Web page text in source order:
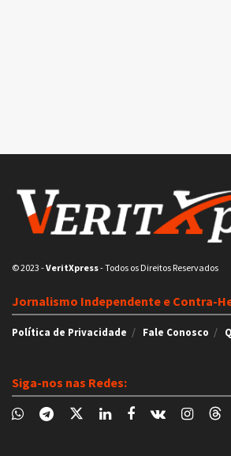
© 2023 -VeritXpress- Todos os Direitos Reservados
Jornalismo Independente e Contra-
Política de Privacidade Fale Conosco
Siga-nos nas Redes: